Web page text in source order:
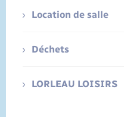
Location de salle
Déchets
LORLEAU LOISIRS